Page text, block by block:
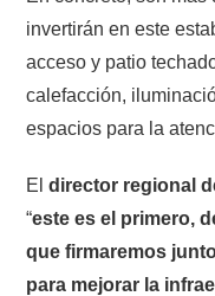
invertirán en este
acceso y patio
calefacción,
espacios para la
Eldirector regional
“este es el primero,
que firmaremos
para mejorar la